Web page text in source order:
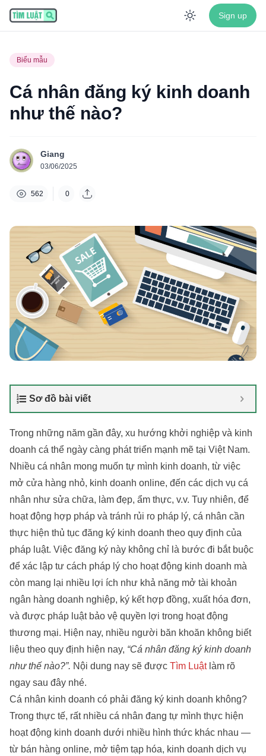
Enable
Sign up
Biểu mẫu
Cá nhân đăng ký kinh doanh
như thế nào?
Giang
03/06/2025
562 0
Sơ đồ bài viết
Trong những năm gần đây, xu hướng khởi nghiệp và kinh
doanh cá thể ngày càng phát triển mạnh mẽ tại Việt Nam.
Nhiều cá nhân mong muốn tự mình kinh doanh, từ việc
mở cửa hàng nhỏ, kinh doanh online, đến các dịch vụ cá
nhân như sửa chữa, làm đẹp, ẩm thực, v.v. Tuy nhiên, để
hoạt động hợp pháp và tránh rủi ro pháp lý, cá nhân cần
thực hiện thủ tục đăng ký kinh doanh theo quy định của
pháp luật. Việc đăng ký này không chỉ là bước đi bắt buộc
để xác lập tư cách pháp lý cho hoạt động kinh doanh mà
còn mang lại nhiều lợi ích như khả năng mở tài khoản
ngân hàng doanh nghiệp, ký kết hợp đồng, xuất hóa đơn,
và được pháp luật bảo vệ quyền lợi trong hoạt động
thương mại. Hiện nay, nhiều người băn khoăn không biết
liệu theo quy định hiện nay, “Cá nhân đăng ký kinh doanh
như thế nào?”. Nội dung nay sẽ được Tìm Luậtlàm rõ
ngay sau đây nhé.
Cá nhân kinh doanh có phải đăng ký kinh doanh không?
Trong thực tế, rất nhiều cá nhân đang tự mình thực hiện
hoạt động kinh doanh dưới nhiều hình thức khác nhau —
từ bán hàng online, mở tiệm tạp hóa, kinh doanh dịch vụ